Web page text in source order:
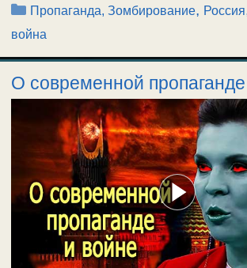
Рубрики
Пропаганда, Зомбирование, Россия
война
О современной